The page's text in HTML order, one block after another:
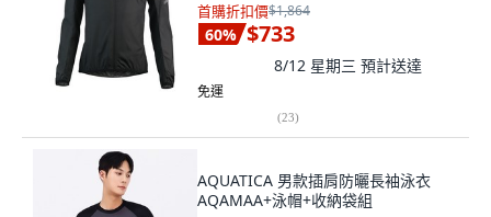
首購折扣價$1,864
60% $733
8/12 星期三 預計送達
免運
(23)
AQUATICA 男款插肩防曬長袖泳衣
AQAMAA+泳帽+收納袋組